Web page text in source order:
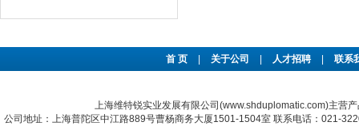
首 页 关于公司 人才招聘 联系
上海维特锐实业发展有限公司(www.shduplomatic.com)主营
公司地址：上海普陀区中江路889号曹杨商务大厦1501-1504室 联系电话：021-